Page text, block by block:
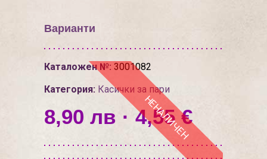
Варианти
Каталожен №: 3001082
Категория: Касички за пари
8,90 лв · 4,55 €
НЕНАЛИЧЕН